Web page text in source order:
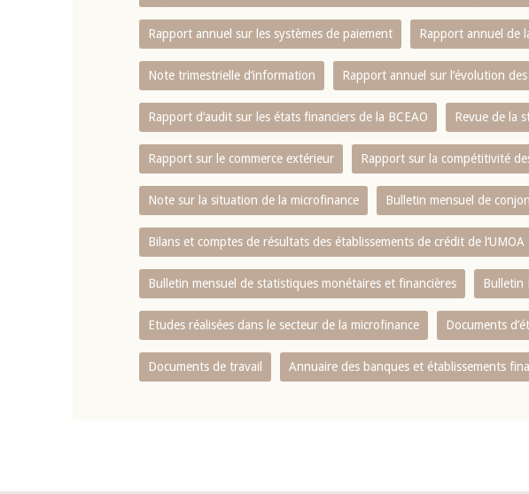
Rapport annuel sur les systèmes de paiement Rapport annuel de
Note trimestrielle d‘information Rapport annuel sur l‘évolution
Rapport d‘audit sur les états financiers de la BCEAO Revue de la
Rapport sur le commerce extérieur Rapport sur la compétitivité
Note sur la situation de la microfinance Bulletin mensuel de
Bilans et comptes de résultats des établissements de crédit de l‘UMOA
Bulletin mensuel de statistiques monétaires et financières Bulletin
Etudes réalisées dans le secteur de la microfinance Documents
Documents de travail Annuaire des banques et établissements